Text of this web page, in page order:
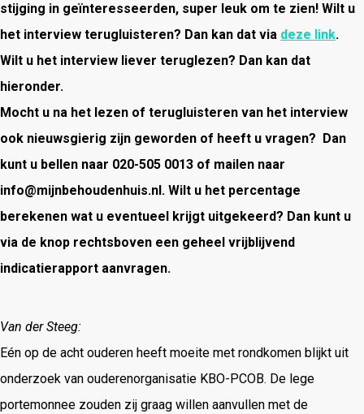
stijging in geïnteresseerden, super leuk om te zien! Wilt u
het interview terugluisteren? Dan kan dat via deze link.
Wilt u het interview liever teruglezen? Dan kan dat
hieronder.
Mocht u na het lezen of terugluisteren van het interview
ook nieuwsgierig zijn geworden of heeft u vragen? Dan
kunt u bellen naar 020-505 0013 of mailen naar
info@mijnbehoudenhuis.nl. Wilt u het percentage
berekenen wat u eventueel krijgt uitgekeerd? Dan kunt u
via de knop rechtsboven een geheel vrijblijvend
indicatierapport aanvragen.
Van der Steeg:
Eén op de acht ouderen heeft moeite met rondkomen blijkt uit
onderzoek van ouderenorganisatie KBO-PCOB. De lege
portemonnee zouden zij graag willen aanvullen met de